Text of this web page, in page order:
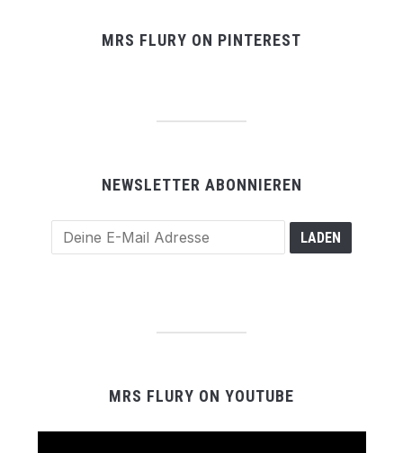
MRS FLURY ON PINTEREST
NEWSLETTER ABONNIEREN
MRS FLURY ON YOUTUBE